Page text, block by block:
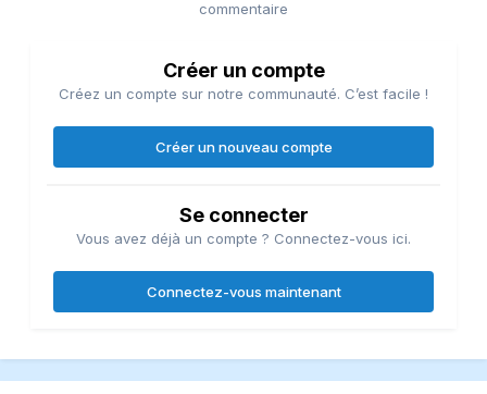
commentaire
Créer un compte
Créez un compte sur notre communauté. C’est facile !
Créer un nouveau compte
Se connecter
Vous avez déjà un compte ? Connectez-vous ici.
Connectez-vous maintenant